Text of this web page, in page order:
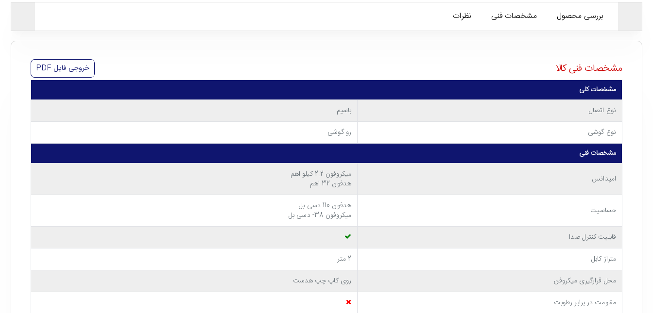
بررسی محصول مشخصات فنی نظرات
مشخصات فنی کالا خروجی فایل
مشخصات کلی
نوع اتصال
باسیم
نوع گوشی
رو گوشی
مشخصات فنی
امپدانس
میکروفون 2.2 کیلو اهم
هدفون 32 اهم
حساسیت
هدفون 110 دسی بل
میکروفون 38- دسی بل
قابلیت کنترل صدا
متراژ کابل
2 متر
محل قرارگیری میکروفن
روی کاپ چپ هدست
مقاومت در برابر رطوبت